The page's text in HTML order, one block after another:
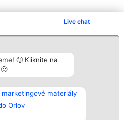
Live chat
🙂 Kliknite na
materiály
Orlov
Kontakt
Kontakt